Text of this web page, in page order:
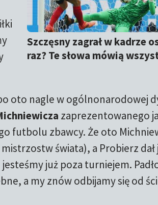
Szczęsny zagrał w kadrze
raz? Te słowa mówią
oto nagle w ogólnonarodowej
zaprezentowanego
futbolu zbawcy. Że oto
świata), a Probierz dał
już poza turniejem.
a my znów odbijamy się od